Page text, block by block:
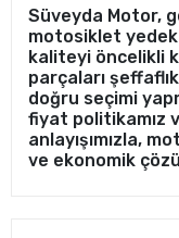
Süveyda Motor,
motosiklet
kaliteyi öncelikli
parçaları
doğru seçimi
fiyat politikamız
anlayışımızla,
ve ekonomik